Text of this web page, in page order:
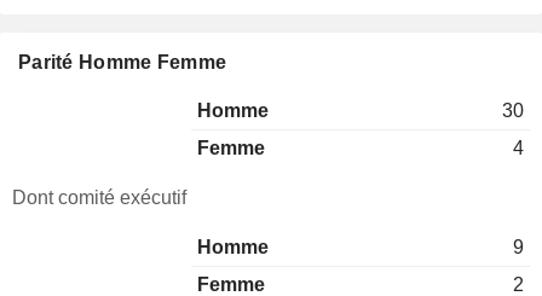
Parité Homme Femme
Homme
30
Femme
4
Dont comité exécutif
Homme
9
Femme
2